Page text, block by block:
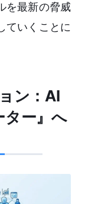
を最新の脅威
ていくことに
ン：AI
ター』へ